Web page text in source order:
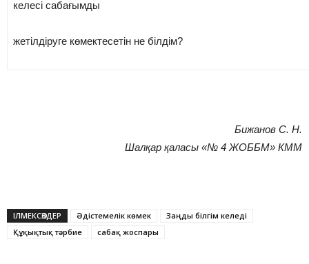
келесі сабағымды
жетілдіруге көмектесетін не білдім?
Бижанов С. Н.
Шалқар қаласы «№ 4 ЖОББМ» КММ
ІЛМЕКСӨЗДЕР Әдістемелік көмек
Заңды білгім келеді
Құқықтық тәрбие
сабақ жоспары